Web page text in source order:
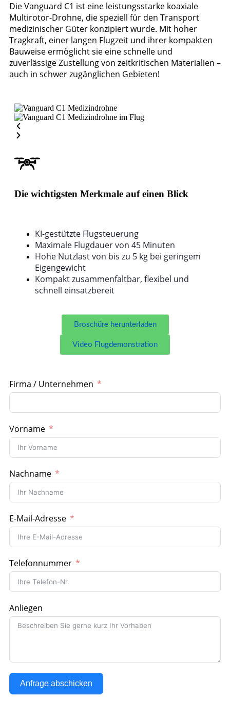
Die Vanguard C1 ist eine leistungsstarke koaxiale
Multirotor-Drohne, die speziell für den Transport
medizinischer Güter konzipiert wurde. Mit hoher
Tragkraft, einer langen Flugzeit und ihrer kompakten
Bauweise ermöglicht sie eine schnelle und
zuverlässige Zustellung von zeitkritischen Materialien –
auch in schwer zugänglichen Gebieten!
Die wichtigsten Merkmale auf einen Blick
KI-gestützte Flugsteuerung
Maximale Flugdauer von 45 Minuten
Hohe Nutzlast von bis zu 5 kg bei geringem
Eigengewicht
Kompakt zusammenfaltbar, flexibel und
schnell einsatzbereit
Broschüre herunterladen
Video Flugdemonstration
Firma / Unternehmen
Vorname
Nachname
E-Mail-Adresse
Telefonnummer
Anliegen
Anfrage abschicken